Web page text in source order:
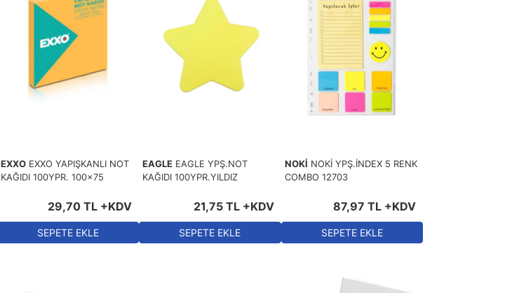
EXXO EXXO YAPIŞKANLI NOT
KAĞIDI 100YPR. 100x75
29,70 TL +KDV
SEPETE EKLE
EAGLE EAGLE YPŞ.NOT
KAĞIDI 100YPR.YILDIZ
21,75 TL+KDV
SEPETE EKLE
NOKİ NOKİ YPŞ.İNDEX 5 RENK
COMBO 12703
87,97 TL +KDV
SEPETE EKLE